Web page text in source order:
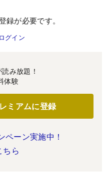
録が必要です。
ログイン
み放題！
体験
ミアムに登録
ペーン実施中！
ちら